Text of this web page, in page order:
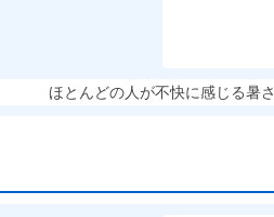
ほとんどの人が不快に感じる暑さ